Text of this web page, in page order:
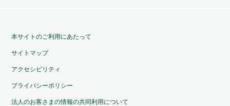
本サイトのご利用にあたって
サイトマップ
アクセシビリティ
プライバシーポリシー
法人のお客さまの情報の共同利用について